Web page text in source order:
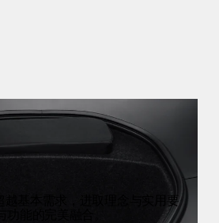
越基本需求，进取理念与实用要
能的完美融合。